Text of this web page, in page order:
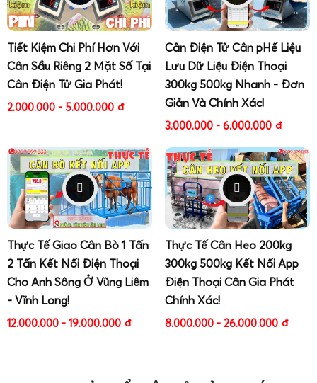
Tiết Kiệm Chi Phí Hơn Với
Cân Sầu Riêng 2 Mặt Số Tại
Cân Điện Tử Gia Phát!
2.000.000 - 5.000.000 đ
Cân Điện Tử Cân pHế Liệu
Lưu Dữ Liệu Điện Thoại
300kg 500kg Nhanh - Đơn
Giản Và Chính Xác!
3.000.000 - 6.000.000 đ
Thực Tế Giao Cân Bò 1 Tấn
2 Tấn Kết Nối Điện Thoại
Cho Anh Sông Ở Vũng Liêm
- Vĩnh Long!
12.000.000 - 19.000.000 đ
Thực Tế Cân Heo 200kg
300kg 500kg Kết Nối App
Điện Thoại Cân Gia Phát
Chính Xác!
8.000.000 - 26.000.000 đ